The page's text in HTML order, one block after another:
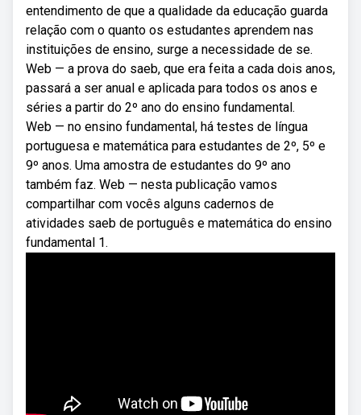
entendimento de que a qualidade da educação guarda
relação com o quanto os estudantes aprendem nas
instituições de ensino, surge a necessidade de se.
Web — a prova do saeb, que era feita a cada dois anos,
passará a ser anual e aplicada para todos os anos e
séries a partir do 2º ano do ensino fundamental.
Web — no ensino fundamental, há testes de língua
portuguesa e matemática para estudantes de 2º, 5º e
9º anos. Uma amostra de estudantes do 9º ano
também faz. Web — nesta publicação vamos
compartilhar com vocês alguns cadernos de
atividades saeb de português e matemática do ensino
fundamental 1.